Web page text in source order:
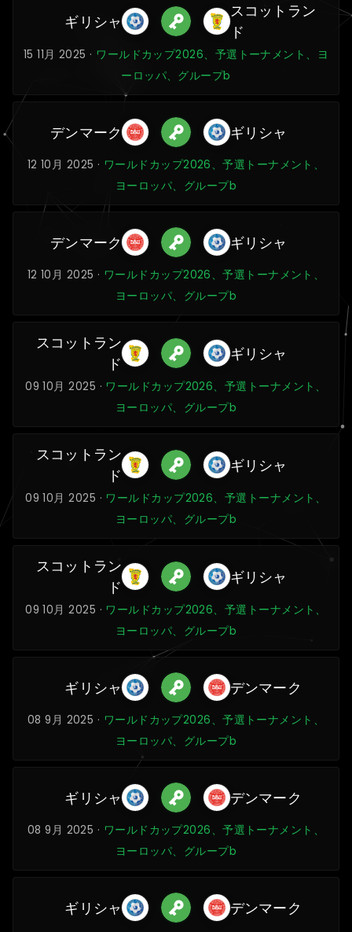
ギリシャ
スコットラン
ド
15 11月 2025 · ワールドカップ2026、予選トーナメント、ヨ
ーロッパ、グループb
デンマーク ギリシャ
12 10月 2025 · ワールドカップ2026、予選トーナメント、
ヨーロッパ、グループb
デンマーク ギリシャ
12 10月 2025 · ワールドカップ2026、予選トーナメント、
ヨーロッパ、グループb
スコットラン
ド
ギリシャ
09 10月 2025 · ワールドカップ2026、予選トーナメント、
ヨーロッパ、グループb
スコットラン
ド
ギリシャ
09 10月 2025 · ワールドカップ2026、予選トーナメント、
ヨーロッパ、グループb
スコットラン
ド
ギリシャ
09 10月 2025 · ワールドカップ2026、予選トーナメント、
ヨーロッパ、グループb
ギリシャ デンマーク
08 9月 2025 · ワールドカップ2026、予選トーナメント、
ヨーロッパ、グループb
ギリシャ デンマーク
08 9月 2025 · ワールドカップ2026、予選トーナメント、
ヨーロッパ、グループb
ギリシャ デンマーク